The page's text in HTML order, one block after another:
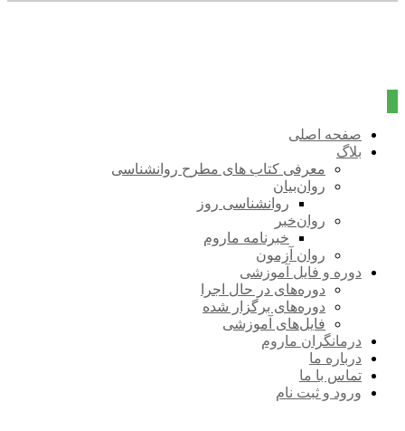
صفحه اصلی
بلاگ
معرفی کتاب های مطرح روانشناسی
روان‌بیان
روانشناسی روز
روان‌خبر
خبرنامه ماروم
روان آزمون
دوره و فایل آموزشی
دوره‌های در حال اجرا
دوره‌های برگزار شده
فایل‌های آموزشی
درمانگران ماروم
درباره ما
تماس با ما
ورود و ثبت نام